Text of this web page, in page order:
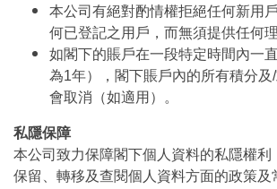
本公司有絕對酌情權拒絕任何新用
何已登記之用戶，而無須提供任何理
如閣下的賬戶在一段特定時間內一
為1年），閣下賬戶內的所有積分及
會取消（如適用）。
私隱保障
本公司致力保障閣下個人資料的私隱權利
保留、轉移及查閱個人資料方面的政策及